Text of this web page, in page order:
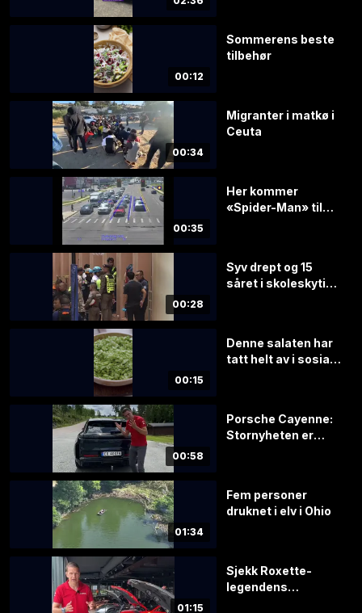
00:12
Sommerens beste
tilbehør
00:34
Migranter i matkø i
Ceuta
00:35
Her kommer
«Spider-Man» til
00:28
Syv drept og 15
såret i skoleskyting
00:15
Denne salaten har
tatt helt av i sosiale
00:58
Porsche Cayenne:
Stornyheten er
01:34
Fem personer
druknet i elv i Ohio
01:15
Sjekk Roxette-
legendens